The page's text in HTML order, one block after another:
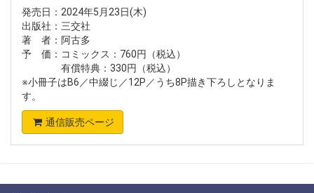
発売日：2024年5月23日(木)
出版社：三交社
著 者：阿古多
予 価：コミックス：760円（税込）
有償特典：330円（税込）
※小冊子はB6／中綴じ／12P／うち8P描き下ろしとなりま
す。
通信販売ページ